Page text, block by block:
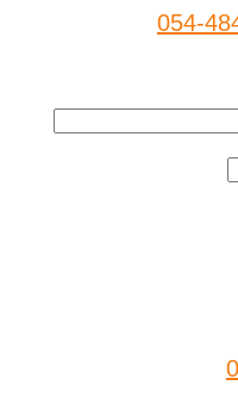
054-
0